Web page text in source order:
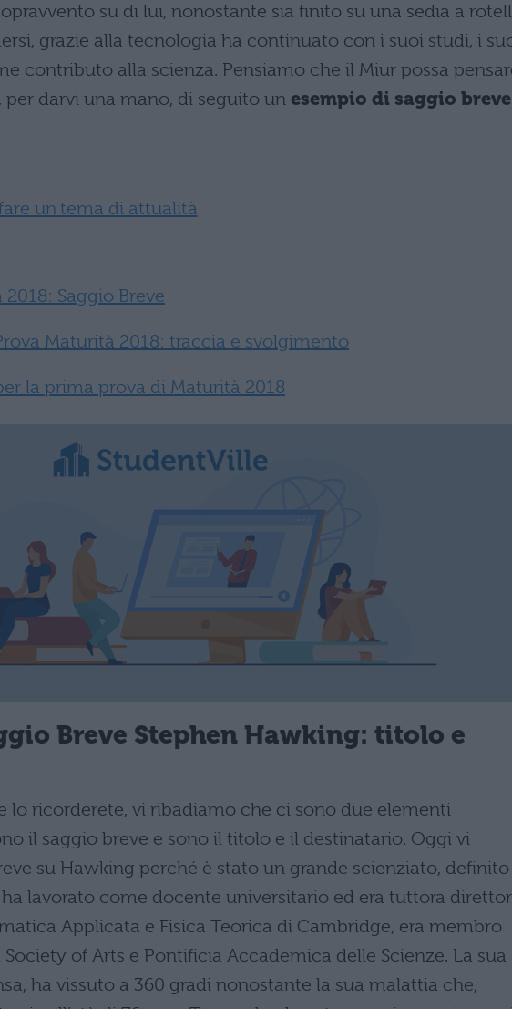
su di lui, nonostante sia finito su una sedia a
grazie alla tecnologia ha continuato con i suoi studi, i
contributo alla scienza. Pensiamo che il Miur possa
darvi una mano, di seguito un esempio di saggio breve
un tema di attualità
Saggio Breve
Maturità 2018: traccia e svolgimento
la prima prova di Maturità 2018
Breve Stephen Hawking: titolo e
lo ricorderete, vi ribadiamo che ci sono due elementi
il saggio breve e sono il titolo e il destinatario. Oggi vi
su Hawking perché è stato un grande scienziato, definito
lavorato come docente universitario ed era tuttora
Applicata e Fisica Teorica di Cambridge, era membro
Society of Arts e Pontificia Accademica delle Scienze. La sua
ha vissuto a 360 gradi nonostante la sua malattia che,